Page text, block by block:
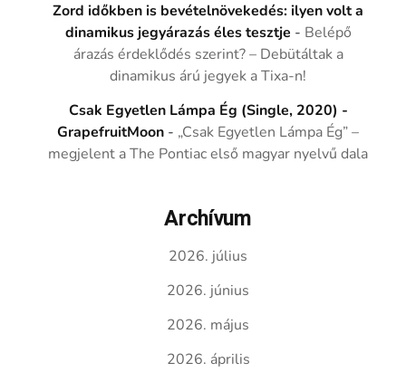
Zord időkben is bevételnövekedés: ilyen volt a
dinamikus jegyárazás éles tesztje - Belépő
árazás érdeklődés szerint? – Debütáltak a
dinamikus árú jegyek a Tixa-n!
Csak Egyetlen Lámpa Ég (Single, 2020) -
GrapefruitMoon - „Csak Egyetlen Lámpa Ég” –
megjelent a The Pontiac első magyar nyelvű dala
Archívum
2026. július
2026. június
2026. május
2026. április